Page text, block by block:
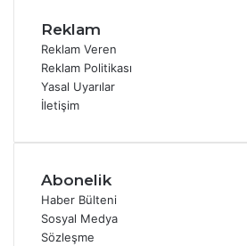
Reklam
Reklam Veren
Reklam Politikası
Yasal Uyarılar
İletişim
Abonelik
Haber Bülteni
Sosyal Medya
Sözleşme